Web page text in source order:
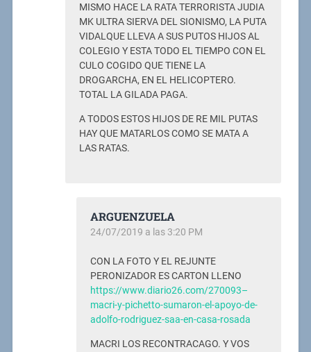
MISMO HACE LA RATA TERRORISTA JUDIA
MK ULTRA SIERVA DEL SIONISMO, LA PUTA
VIDALQUE LLEVA A SUS PUTOS HIJOS AL
COLEGIO Y ESTA TODO EL TIEMPO CON EL
CULO COGIDO QUE TIENE LA
DROGARCHA, EN EL HELICOPTERO.
TOTAL LA GILADA PAGA.
A TODOS ESTOS HIJOS DE RE MIL PUTAS
HAY QUE MATARLOS COMO SE MATA A
LAS RATAS.
ARGUENZUELA
24/07/2019 a las 3:20 PM
CON LA FOTO Y EL REJUNTE
PERONIZADOR ES CARTON LLENO
https://www.diario26.com/270093–
macri-y-pichetto-sumaron-el-apoyo-de-
adolfo-rodriguez-saa-en-casa-rosada
MACRI LOS RECONTRACAGO. Y VOS